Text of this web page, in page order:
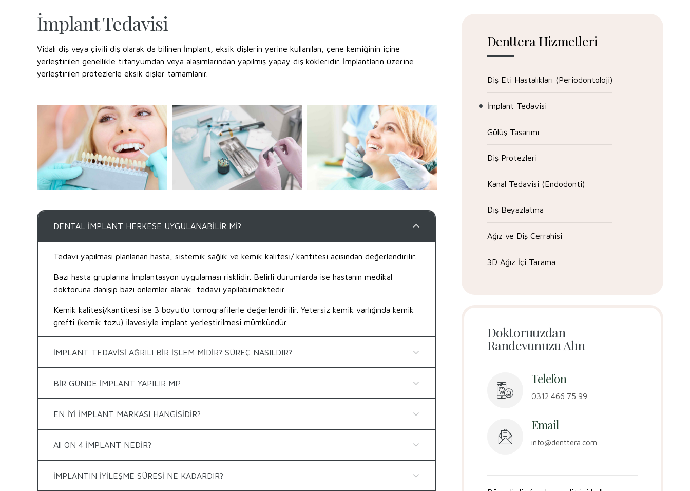
İmplant Tedavisi
Vidalı diş veya çivili diş olarak da bilinen İmplant, eksik dişlerin yerine kullanılan, çene kemiğinin içine
yerleştirilen genellikle titanyumdan veya alaşımlarından yapılmış yapay diş kökleridir. İmplantların üzerine
yerleştirilen protezlerle eksik dişler tamamlanır.
DENTAL İMPLANT HERKESE UYGULANABİLİR Mİ?
Tedavi yapılması planlanan hasta, sistemik sağlık ve kemik kalitesi/ kantitesi açısından değerlendirilir.
Bazı hasta gruplarına İmplantasyon uygulaması risklidir. Belirli durumlarda ise hastanın medikal
doktoruna danışıp bazı önlemler alarak tedavi yapılabilmektedir.
Kemik kalitesi/kantitesi ise 3 boyutlu tomografilerle değerlendirilir. Yetersiz kemik varlığında kemik
grefti (kemik tozu) ilavesiyle implant yerleştirilmesi mümkündür.
İMPLANT TEDAVİSİ AĞRILI BİR İŞLEM MİDİR? SÜREÇ NASILDIR?
BİR GÜNDE İMPLANT YAPILIR MI?
EN İYİ İMPLANT MARKASI HANGİSİDİR?
All ON 4 İMPLANT NEDİR?
İMPLANTIN İYİLEŞME SÜRESİ NE KADARDIR?
Denttera Hizmetleri
Diş Eti Hastalıkları (Periodontoloji)
İmplant Tedavisi
Gülüş Tasarımı
Diş Protezleri
Kanal Tedavisi (Endodonti)
Diş Beyazlatma
Ağız ve Diş Cerrahisi
3D Ağız İçi Tarama
Doktoruuzdan
Randevunuzu Alın
Telefon
0312 466 75 99
Email
info@denttera.com